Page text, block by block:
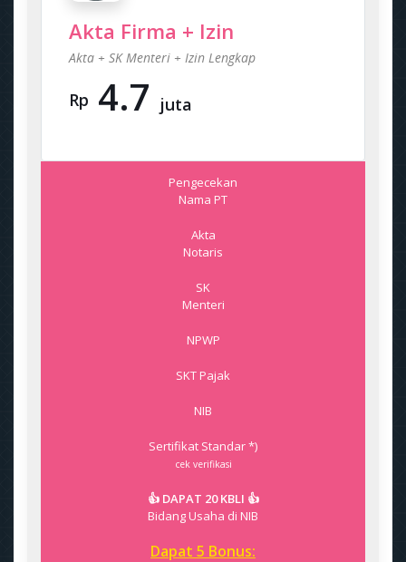
Akta Firma + Izin
Akta + SK Menteri + Izin Lengkap
Rp 4.7 juta
Pengecekan
Nama PT
Akta
Notaris
SK
Menteri
NPWP
SKT Pajak
NIB
Sertifikat Standar *)
cek verifikasi
👍 DAPAT 20 KBLI 👍
Bidang Usaha di NIB
Dapat 5 Bonus: